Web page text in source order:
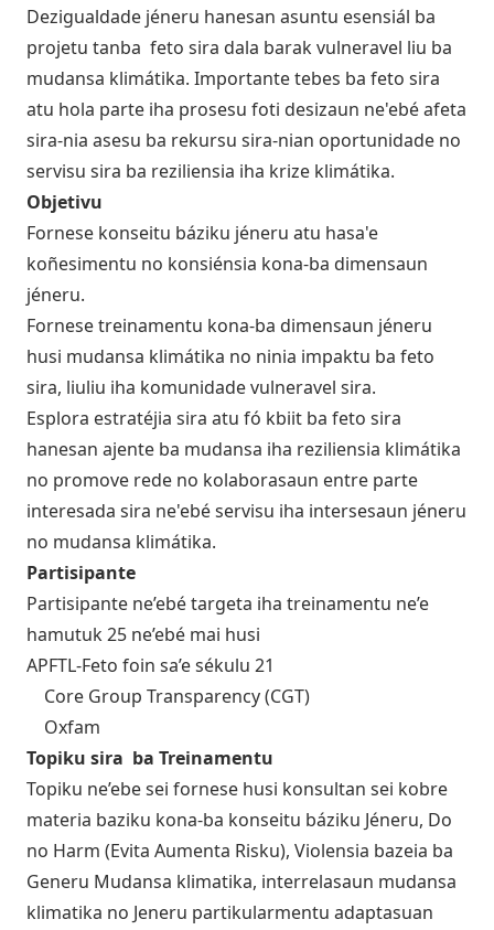
Dezigualdade jéneru hanesan asuntu esensiál ba
projetu tanba feto sira dala barak vulneravel liu ba
mudansa klimátika. Importante tebes ba feto sira
atu hola parte iha prosesu foti desizaun ne'ebé afeta
sira-nia asesu ba rekursu sira-nian oportunidade no
servisu sira ba reziliensia iha krize klimátika.
Objetivu
Fornese konseitu báziku jéneru atu hasa'e
koñesimentu no konsiénsia kona-ba dimensaun
jéneru.
Fornese treinamentu kona-ba dimensaun jéneru
husi mudansa klimátika no ninia impaktu ba feto
sira, liuliu iha komunidade vulneravel sira.
Esplora estratéjia sira atu fó kbiit ba feto sira
hanesan ajente ba mudansa iha reziliensia klimátika
no promove rede no kolaborasaun entre parte
interesada sira ne'ebé servisu iha intersesaun jéneru
no mudansa klimátika.
Partisipante
Partisipante ne’ebé targeta iha treinamentu ne’e
hamutuk 25 ne’ebé mai husi
APFTL-Feto foin sa’e sékulu 21
Core Group Transparency (CGT)
Oxfam
Topiku sira ba Treinamentu
Topiku ne’ebe sei fornese husi konsultan sei kobre
materia baziku kona-ba konseitu báziku Jéneru, Do
no Harm (Evita Aumenta Risku), Violensia bazeia ba
Generu Mudansa klimatika, interrelasaun mudansa
klimatika no Jeneru partikularmentu adaptasuan